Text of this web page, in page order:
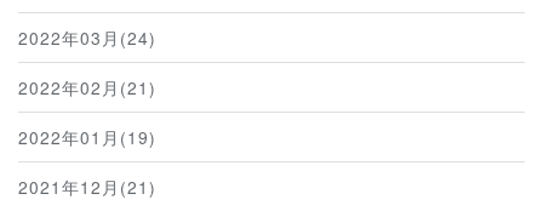
2022年03月(24)
2022年02月(21)
2022年01月(19)
2021年12月(21)